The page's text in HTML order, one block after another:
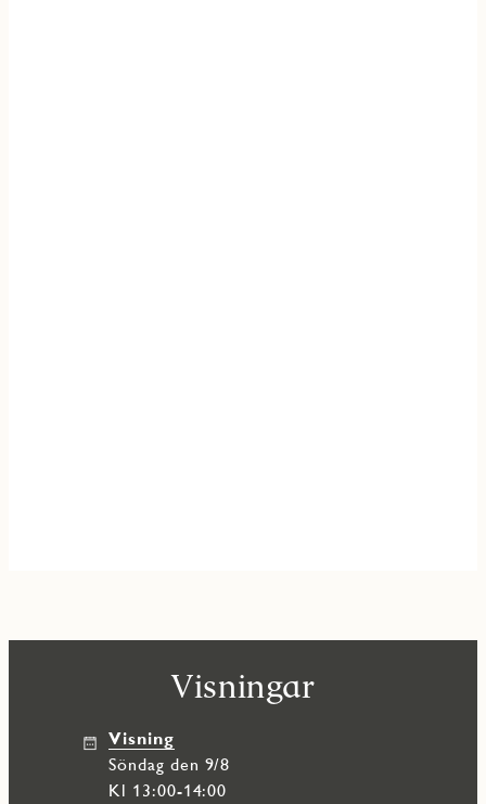
Visningar
Visning
söndag den 9/8
Kl 13:00-14:00